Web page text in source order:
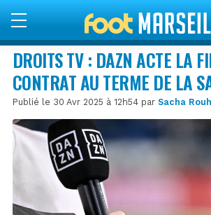
DROITS TV : DAZN ACTE LA
CONTRAT AU TERME DE LA
Publié le 30 Avr 2025 à 12h54 par Sacha